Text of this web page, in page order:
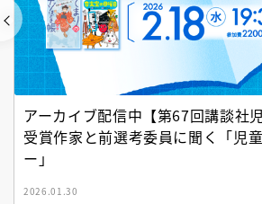
アーカイブ配信中【第67回講談社
受賞作家と前選考委員に聞く「児
ー」
2026.01.30